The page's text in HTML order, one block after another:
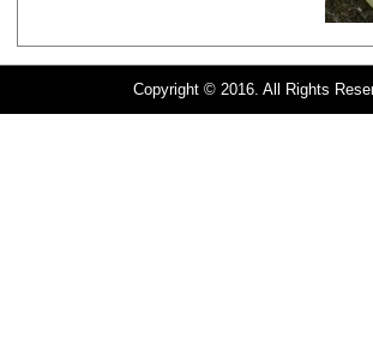
Copyright © 2016. All Rights